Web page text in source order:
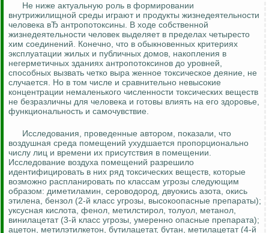
Не ниже актуальную роль в формировании
внутрижилищной среды играют и продукты жизнедеятельности
человека вЂ антропотоксины. В ходе собственной
жизнедеятельности человек выделяет в пределах четыресто
хим соединений. Конечно, что в обыкновенных критериях
эксплуатации жилых и публичных домов, накопления в
негерметичных зданиях антропотоксинов до уровней,
способных вызвать четко выра женное токсическое деяние, не
случается. Но в том числе и сравнительно невысокие
концентрации немаленького численности токсических веществ
не безразличны для человека и готовы влиять на его здоровье,
функциональность и самочувствие.
Исследования, проведенные автором, показали, что
воздушная среда помещений ухудшается пропорционально
числу лиц и времени их присутствия в помещении.
Исследование воздуха помещений разрешило
идентифицировать в них ряд токсических веществ, которые
возможно распланировать по классам угрозы следующим
образом: диметиламин, сероводород, двуокись азота, окись
этилена, бензол (2-й класс угрозы, высокоопасные препараты);
уксусная кислота, фенол, метилстирол, толуол, метанол,
винилацетат (3-й класс угрозы, умеренно опасные препарата);
ацетон, метилэтилкетон, бутилацетат, бутан, метилацетат (4-й